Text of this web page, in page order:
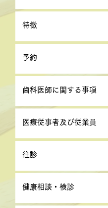
特徴
予約
歯科医師に関する事項
医療従事者及び従業員
往診
健康相談・検診